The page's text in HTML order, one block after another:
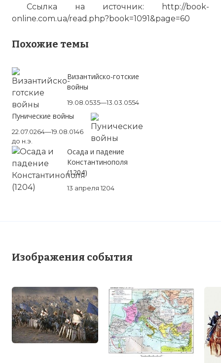
Ссылка на источник:
http://book-
online.com.ua/read.php?book=1091&page=60
Похожие темы
Византийско-готские
войны
19.08.0535—13.03.0554
Пунические войны
22.07.0264—19.08.0146
до н.э.
Осада и падение
Константинополя
(1204)
13 апреля 1204
Изображения события